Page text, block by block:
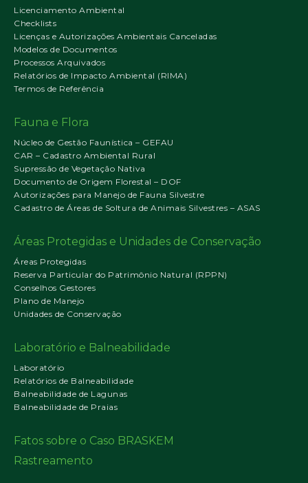
Licenciamento Ambiental
Checklists
Licenças e Autorizações Ambientais Canceladas
Modelos de Documentos
Processos Arquivados
Relatórios de Impacto Ambiental (RIMA)
Termos de Referência
Fauna e Flora
Núcleo de Gestão Faunística – GEFAU
CAR – Cadastro Ambiental Rural
Supressão de Vegetação Nativa
Documento de Origem Florestal – DOF
Autorizações para Manejo de Fauna Silvestre
Cadastro de Áreas de Soltura de Animais Silvestres – ASAS
Áreas Protegidas e Unidades de Conservação
Áreas Protegidas
Reserva Particular do Patrimônio Natural (RPPN)
Conselhos Gestores
Plano de Manejo
Unidades de Conservação
Laboratório e Balneabilidade
Laboratório
Relatórios de Balneabilidade
Balneabilidade de Lagunas
Balneabilidade de Praias
Fatos sobre o Caso BRASKEM
Rastreamento